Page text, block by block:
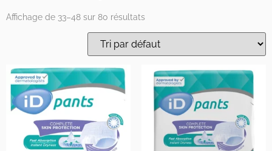
Affichage de 33–48 sur 80 résultats